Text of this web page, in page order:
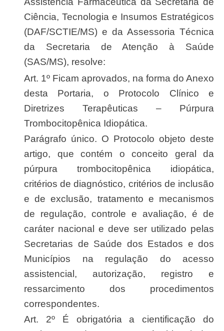
Ciência, Tecnologia e Insumos Estratégicos
(DAF/SCTIE/MS) e da Assessoria Técnica
da Secretaria de Atenção à Saúde
(SAS/MS), resolve:
Art. 1º Ficam aprovados, na forma do Anexo
desta Portaria, o Protocolo Clínico e
Diretrizes Terapêuticas – Púrpura
Trombocitopênica Idiopática.
Parágrafo único. O Protocolo objeto deste
artigo, que contém o conceito geral da
púrpura trombocitopênica idiopática,
critérios de diagnóstico, critérios de inclusão
e de exclusão, tratamento e mecanismos
de regulação, controle e avaliação, é de
caráter nacional e deve ser utilizado pelas
Secretarias de Saúde dos Estados e dos
Municípios na regulação do acesso
assistencial, autorização, registro e
ressarcimento dos procedimentos
correspondentes.
Art. 2º É obrigatória a cientificação do